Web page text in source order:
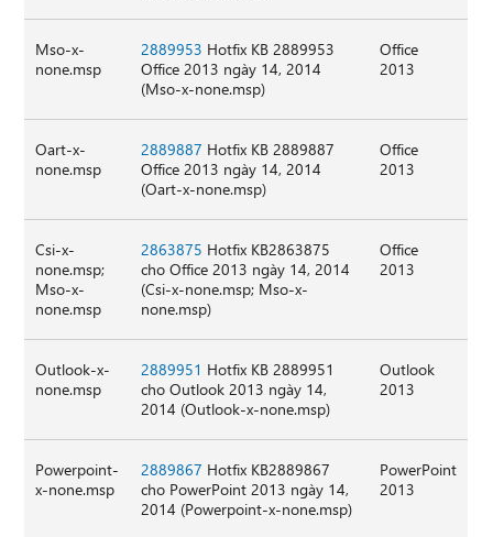
Mso-x-
none.msp
2889953 Hotfix KB 2889953
Office 2013 ngày 14, 2014
(Mso-x-none.msp)
Office
2013
Oart-x-
none.msp
2889887 Hotfix KB 2889887
Office 2013 ngày 14, 2014
(Oart-x-none.msp)
Office
2013
Csi-x-
none.msp;
Mso-x-
none.msp
2863875 Hotfix KB2863875
cho Office 2013 ngày 14, 2014
(Csi-x-none.msp; Mso-x-
none.msp)
Office
2013
Outlook-x-
none.msp
2889951 Hotfix KB 2889951
cho Outlook 2013 ngày 14,
2014 (Outlook-x-none.msp)
Outlook
2013
Powerpoint-
x-none.msp
2889867 Hotfix KB2889867
cho PowerPoint 2013 ngày 14,
2014 (Powerpoint-x-none.msp)
PowerPoint
2013